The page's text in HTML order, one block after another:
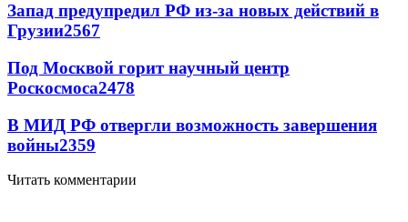
Запад предупредил РФ из-за новых действий в
Грузии2567
Под Москвой горит научный центр
Роскосмоса2478
В МИД РФ отвергли возможность завершения
войны2359
Читать комментарии